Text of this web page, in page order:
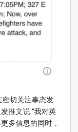
密切关注事态发
推文说:“我对英
多信息的同时，